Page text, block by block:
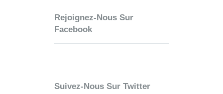
Rejoignez-Nous Sur
Facebook
Suivez-Nous Sur Twitter